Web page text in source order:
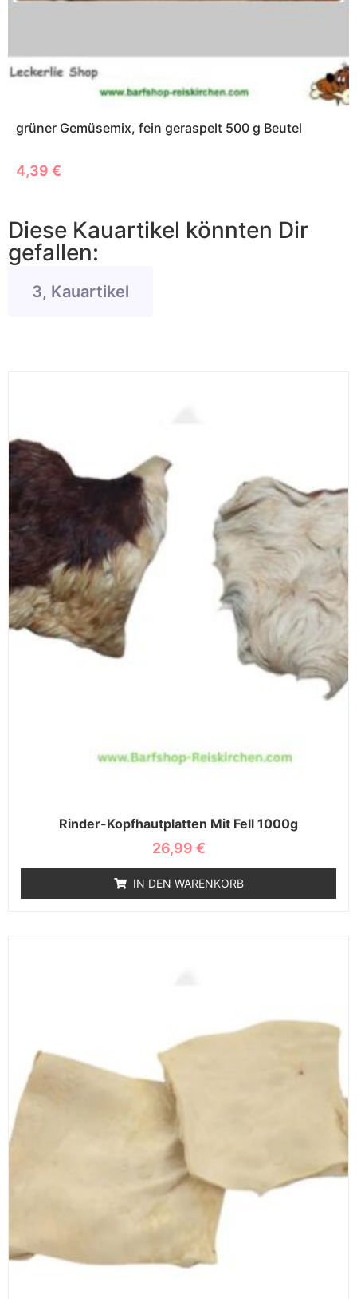
grüner Gemüsemix, fein geraspelt 500 g Beutel
4,39 €
Diese Kauartikel könnten Dir
gefallen:
3, Kauartikel
Rinder-Kopfhautplatten Mit Fell 1000g
26,99 €
IN DEN WARENKORB